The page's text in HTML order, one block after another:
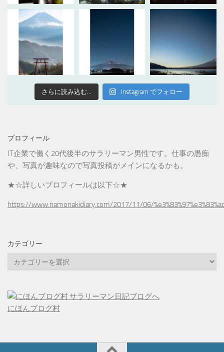
さらに読み込む... Instagram でフォロー
プロフィール
IT企業で働く20代後半のサラリーマン男性です。仕事の愚痴
や、写真が趣味なので写真投稿がメインになるかも。
★☆詳しいプロフィールは以下☆★
https://www.namonakidiary.com/2017/11/06/
カテゴリー
リ
ー
にほんブログ村